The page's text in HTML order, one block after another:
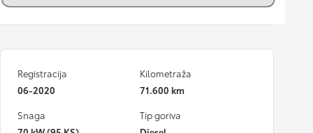
Registracija
06-2020
Kilometraža
71.600 km
Snaga
Tip goriva